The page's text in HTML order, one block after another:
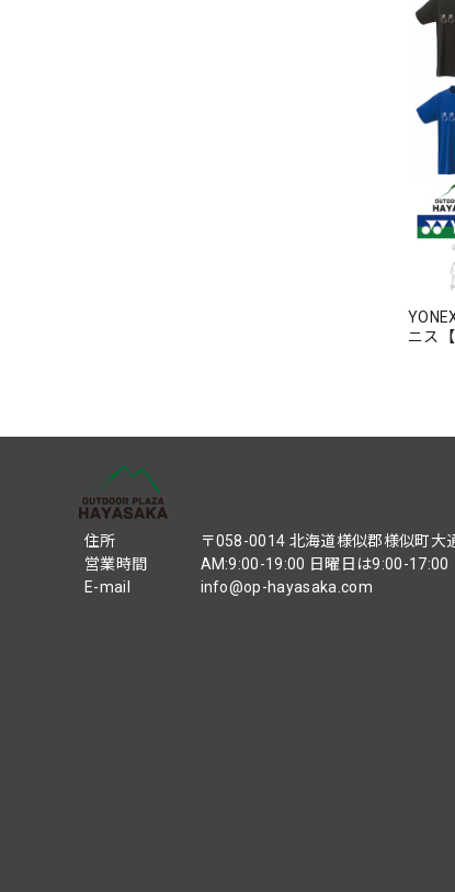
ニス
マッ
住所
〒058-0014 北海道様似郡様似町大
営業時間
AM:9:00-19:00 日曜日は9:00-17:00
E-mail
info@op-hayasaka.com